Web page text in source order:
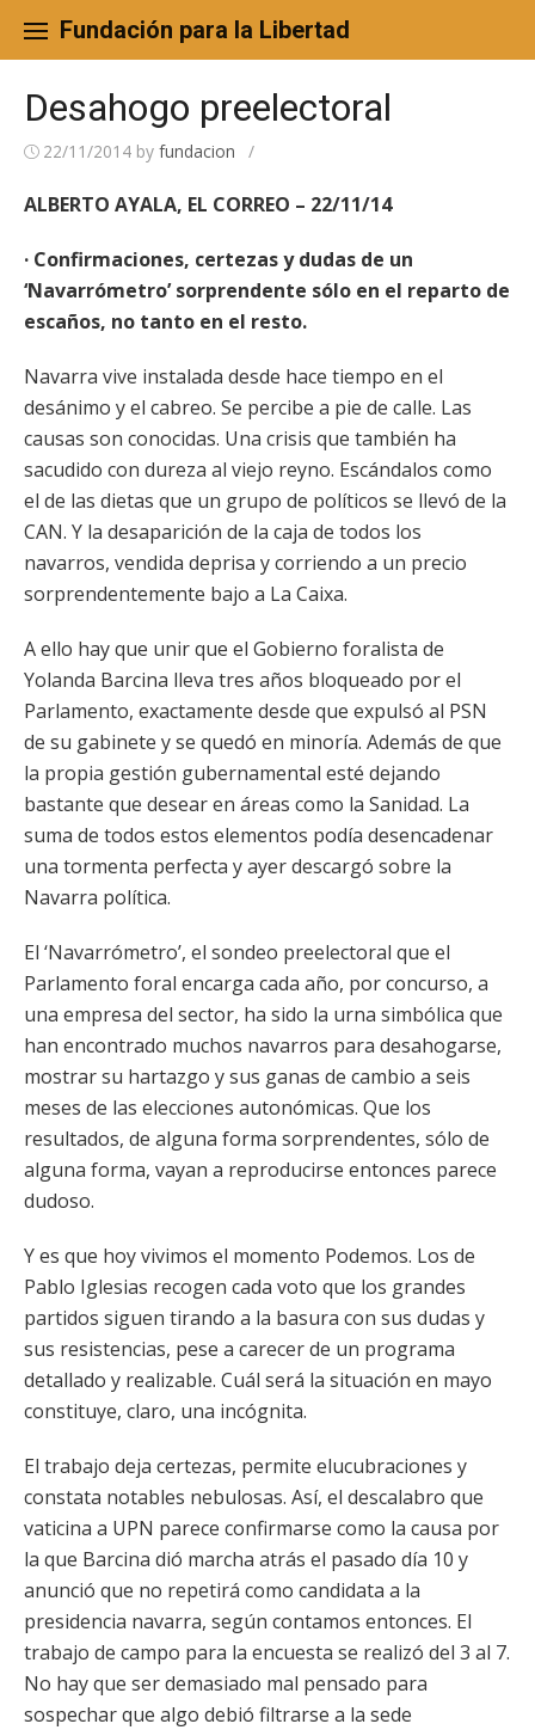
content
Fundación para la Libertad
Desahogo preelectoral
22/11/2014 by fundacion /
ALBERTO AYALA, EL CORREO – 22/11/14
· Confirmaciones, certezas y dudas de un
‘Navarrómetro’ sorprendente sólo en el reparto de
escaños, no tanto en el resto.
Navarra vive instalada desde hace tiempo en el
desánimo y el cabreo. Se percibe a pie de calle. Las
causas son conocidas. Una crisis que también ha
sacudido con dureza al viejo reyno. Escándalos como
el de las dietas que un grupo de políticos se llevó de la
CAN. Y la desaparición de la caja de todos los
navarros, vendida deprisa y corriendo a un precio
sorprendentemente bajo a La Caixa.
A ello hay que unir que el Gobierno foralista de
Yolanda Barcina lleva tres años bloqueado por el
Parlamento, exactamente desde que expulsó al PSN
de su gabinete y se quedó en minoría. Además de que
la propia gestión gubernamental esté dejando
bastante que desear en áreas como la Sanidad. La
suma de todos estos elementos podía desencadenar
una tormenta perfecta y ayer descargó sobre la
Navarra política.
El ‘Navarrómetro’, el sondeo preelectoral que el
Parlamento foral encarga cada año, por concurso, a
una empresa del sector, ha sido la urna simbólica que
han encontrado muchos navarros para desahogarse,
mostrar su hartazgo y sus ganas de cambio a seis
meses de las elecciones autonómicas. Que los
resultados, de alguna forma sorprendentes, sólo de
alguna forma, vayan a reproducirse entonces parece
dudoso.
Y es que hoy vivimos el momento Podemos. Los de
Pablo Iglesias recogen cada voto que los grandes
partidos siguen tirando a la basura con sus dudas y
sus resistencias, pese a carecer de un programa
detallado y realizable. Cuál será la situación en mayo
constituye, claro, una incógnita.
El trabajo deja certezas, permite elucubraciones y
constata notables nebulosas. Así, el descalabro que
vaticina a UPN parece confirmarse como la causa por
la que Barcina dió marcha atrás el pasado día 10 y
anunció que no repetirá como candidata a la
presidencia navarra, según contamos entonces. El
trabajo de campo para la encuesta se realizó del 3 al 7.
No hay que ser demasiado mal pensado para
sospechar que algo debió filtrarse a la sede